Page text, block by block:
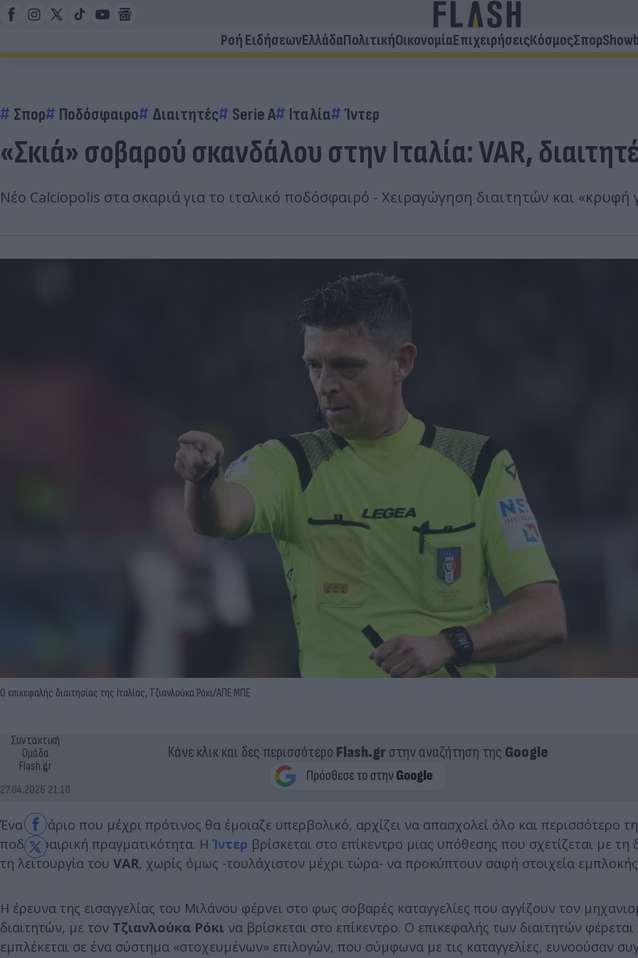
Ροή ΕιδήσεωνΕλλάδαΠολιτικήΟικονομίαΕπιχειρήσειςΚόσμοςΣπορ
Σπορ Ποδόσφαιρο Διαιτητές Serie A Ιταλία Ίντερ
«Σκιά» σοβαρού σκανδάλου στην Ιταλία: VAR,
Νέο Calciopolis στα σκαριά για το ιταλικό ποδόσφαιρό - Χειραγώγηση διαιτητών και
Ο επικεφαλής διαιτησίας της Ιταλίας, Τζιανλούκα Ρόκι/ΑΠΕ ΜΠΕ
Συντακτική
Ομάδα
Flash.gr
27.04.2026 21:10
Κάνε κλικ και δες περισσότερο Flash.grστην αναζήτηση της Google
Ένα σενάριο που μέχρι πρότινος θα έμοιαζε υπερβολικό, αρχίζει να απασχολεί όλο και περισσότερο
ποδοσφαιρική πραγματικότητα. Η Ίντερ βρίσκεται στο επίκεντρο μιας υπόθεσης που σχετίζεται με τη
τη λειτουργία του VAR, χωρίς όμως -τουλάχιστον μέχρι τώρα- να προκύπτουν σαφή στοιχεία
Η έρευνα της εισαγγελίας του Μιλάνου φέρνει στο φως σοβαρές καταγγελίες που αγγίζουν τον
διαιτητών, με τον Τζιανλούκα Ρόκι να βρίσκεται στο επίκεντρο. Ο επικεφαλής των διαιτητών φέρεται
εμπλέκεται σε ένα σύστημα «στοχευμένων» επιλογών, που σύμφωνα με τις καταγγελίες, ευνοούσαν